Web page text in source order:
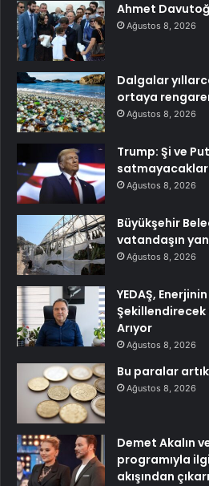
Ahmet
Ağustos 8, 2026
Dalgalar
ortaya
Ağustos 8, 2026
Trump: Şi ve
Ağustos 8, 2026
Büyükşehir
vatandaşın
Ağustos 8, 2026
YEDAŞ,
Şekillendirecek
Arıyor
Ağustos 8, 2026
Bu paralar
Ağustos 8, 2026
Demet Akalın
programıyla
akışından